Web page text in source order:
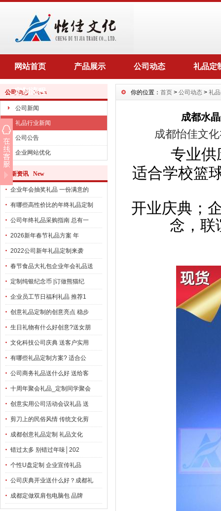
网站首页 产品展示 公司动态 礼品定
定制流程
公司动态 News
公司新闻
礼品行业新闻
公司公告
企业网站优化
最新资讯 New
企业年会抽奖礼品 一份满意的
有哪些高性价比的年终礼品定制
公司年终礼品采购指南 总有一
2026新年春节礼品方案 年
2022公司新年礼品定制来袭
春节食品大礼包企业年会礼品送
定制纯银纪念币 |订做熊猫纪
企业员工节日福利礼品 推荐1
创意礼品定制的创意亮点 稳步
生日礼物有什么好创意?送女朋
文化科技公司庆典 送客户实用
有哪些礼品定制方案? 适合公
公司商务礼品送什么好 送给客
十周年聚会礼品_定制同学聚会
创意实用公司活动会议礼品 送
剪刀上的民俗风情 传统文化剪
成都创意礼品定制 礼品文化
错过太多 别错过年味│202
个性U盘定制 企业宣传礼品
公司庆典开业送什么好？成都礼
成都定做双肩包电脑包 品牌
你的位置： 首页 > 公司动态 > 礼
成都水
成都怡佳文
专业供
适合学校篮
开业庆典；
念，联